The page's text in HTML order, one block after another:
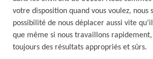
votre disposition quand vous voulez, nous
possibilité de nous déplacer aussi vite
que même si nous travaillons rapidement,
toujours des résultats appropriés et sûrs.